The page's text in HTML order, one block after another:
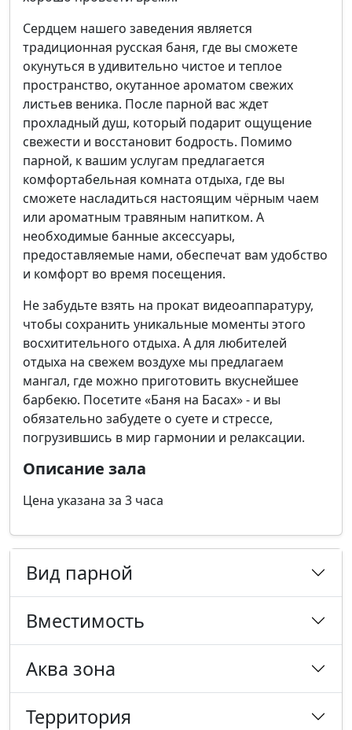
Сердцем нашего заведения является
традиционная русская баня, где вы сможете
окунуться в удивительно чистое и теплое
пространство, окутанное ароматом свежих
листьев веника. После парной вас ждет
прохладный душ, который подарит ощущение
свежести и восстановит бодрость. Помимо
парной, к вашим услугам предлагается
комфортабельная комната отдыха, где вы
сможете насладиться настоящим чёрным чаем
или ароматным травяным напитком. А
необходимые банные аксессуары,
предоставляемые нами, обеспечат вам удобство
и комфорт во время посещения.
Не забудьте взять на прокат видеоаппаратуру,
чтобы сохранить уникальные моменты этого
восхитительного отдыха. А для любителей
отдыха на свежем воздухе мы предлагаем
мангал, где можно приготовить вкуснейшее
барбекю. Посетите «Баня на Басах» - и вы
обязательно забудете о суете и стрессе,
погрузившись в мир гармонии и релаксации.
Описание зала
Цена указана за 3 часа
Вид парной
Вместимость
Аква зона
Территория